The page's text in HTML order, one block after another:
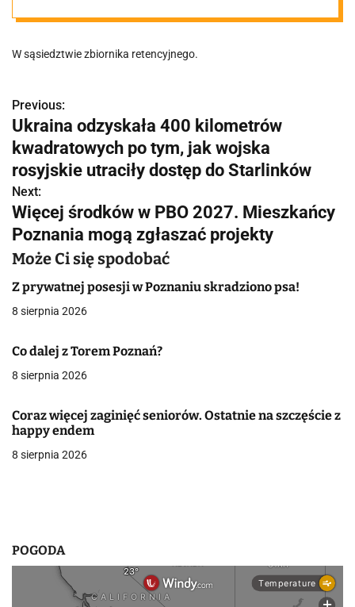
W sąsiedztwie zbiornika retencyjnego.
N
a
w
i
g
a
c
j
a
w
p
i
Previous:
Ukraina odzyskała 400 kilometrów
kwadratowych po tym, jak wojska
rosyjskie utraciły dostęp do Starlinków
Next:
Więcej środków w PBO 2027. Mieszkańcy
Poznania mogą zgłaszać projekty
Może Ci się spodobać
Z prywatnej posesji w Poznaniu skradziono psa!
8 sierpnia 2026
Co dalej z Torem Poznań?
8 sierpnia 2026
Coraz więcej zaginięć seniorów. Ostatnie na szczęście z
happy endem
8 sierpnia 2026
POGODA